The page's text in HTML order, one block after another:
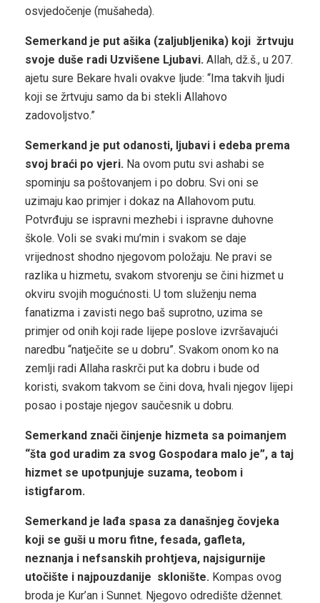
osvjedočenje (mušaheda).
Semerkand je put ašika (zaljubljenika) koji žrtvuju
svoje duše radi Uzvišene Ljubavi. Allah, dž.š., u 207.
ajetu sure Bekare hvali ovakve ljude: “Ima takvih ljudi
koji se žrtvuju samo da bi stekli Allahovo
zadovoljstvo.”
Semerkand je put odanosti, ljubavi i edeba prema
svoj braći po vjeri. Na ovom putu svi ashabi se
spominju sa poštovanjem i po dobru. Svi oni se
uzimaju kao primjer i dokaz na Allahovom putu.
Potvrđuju se ispravni mezhebi i ispravne duhovne
škole. Voli se svaki mu’min i svakom se daje
vrijednost shodno njegovom položaju. Ne pravi se
razlika u hizmetu, svakom stvorenju se čini hizmet u
okviru svojih mogućnosti. U tom služenju nema
fanatizma i zavisti nego baš suprotno, uzima se
primjer od onih koji rade lijepe poslove izvršavajući
naredbu “natječite se u dobru”. Svakom onom ko na
zemlji radi Allaha raskrči put ka dobru i bude od
koristi, svakom takvom se čini dova, hvali njegov lijepi
posao i postaje njegov saučesnik u dobru.
Semerkand znači činjenje hizmeta sa poimanjem
“šta god uradim za svog Gospodara malo je”, a taj
hizmet se upotpunjuje suzama, teobom i
istigfarom.
Semerkand je lađa spasa za današnjeg čovjeka
koji se guši u moru fitne, fesada, gafleta,
neznanja i nefsanskih prohtjeva, najsigurnije
utočište i najpouzdanije sklonište. Kompas ovog
broda je Kur’an i Sunnet. Njegovo odredište džennet.